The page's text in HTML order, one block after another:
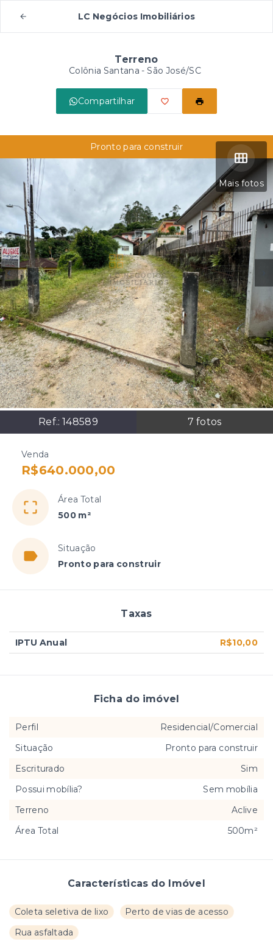
LC Negócios Imobiliários
Terreno
Colônia Santana - São José/SC
Compartilhar
Mais fotos
Ref.:148589 7 fotos
Pronto para construir
Venda
R$640.000,00
Área Total
500 m²
Situação
Pronto para construir
Características do Imóvel
Coleta seletiva de lixo
Perto de vias de acesso
Rua asfaltada
Taxas
IPTU Anual R$10,00
Ficha do imóvel
Perfil
Residencial/Comercial
Situação
Pronto para construir
Escriturado
Sim
Possui mobília?
Sem mobília
Terreno
Aclive
Área Total
500m²